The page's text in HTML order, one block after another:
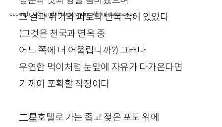
그 결과 취기와 피로의 반복 속에 있었다
(그것은 천국과 연옥 중
어느 쪽에 더 어울립니까?) 그러나
우연한 먹이처럼 눈앞에 자유가 다가온다면
기꺼이 포획할 작정이다
二星호텔로 가는 좁고 젖은 포도 위에
copyright © Changbi Publishers, inc. All Rights Reserved.